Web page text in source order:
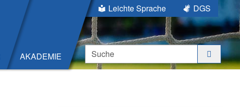
AKADEMIE
Leichte Sprache
DGS
Suche